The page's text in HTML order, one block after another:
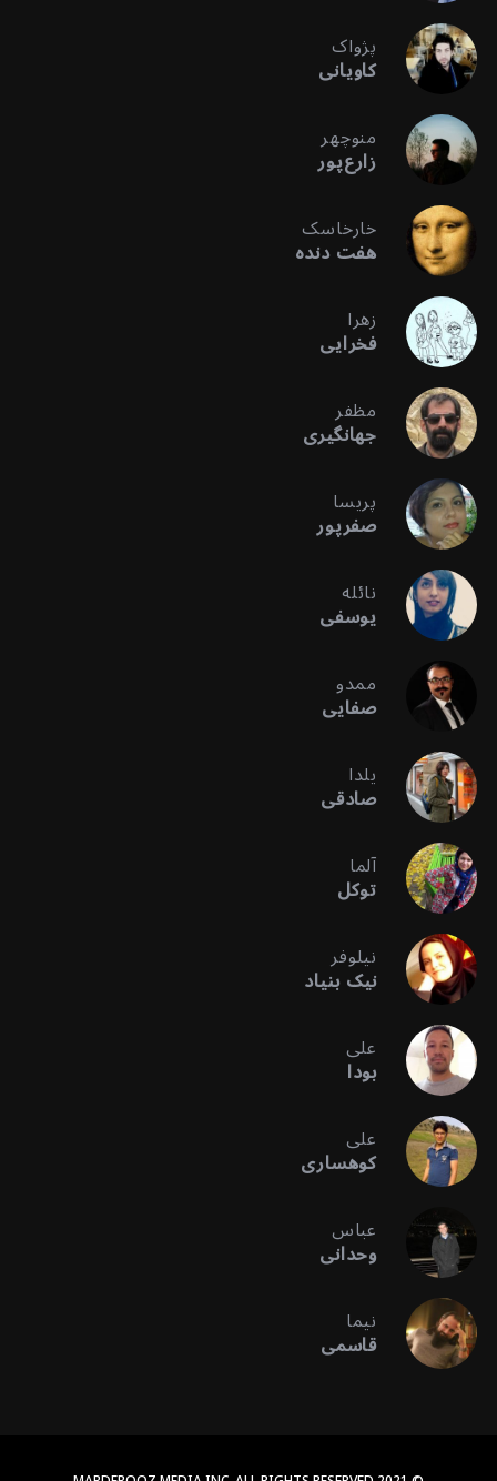
پژواک
کاویانی
منوچهر
زارع‌پور
خارخاسک
هفت دنده
زهرا
فخرایی
مظفر
جهانگیری
پریسا
صفرپور
نائله
یوسفی
ممدو
صفایی
یلدا
صادقی
آلما
توکل
نیلوفر
نیک بنیاد
علی
بودا
علی
کوهساری
عباس
وحدانی
نیما
قاسمی